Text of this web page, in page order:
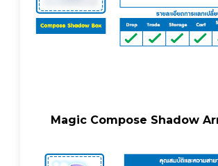
Magic Compose Shadow